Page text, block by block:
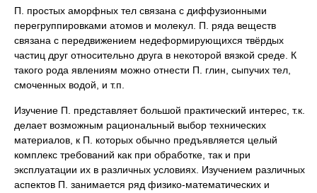
П. простых аморфных тел связана с диффузионными
перегруппировками атомов и молекул. П. ряда веществ
связана с передвижением недеформирующихся твёрдых
частиц друг относительно друга в некоторой вязкой среде. К
такого рода явлениям можно отнести П. глин, сыпучих тел,
смоченных водой, и т.п.
Изучение П. представляет большой практический интерес, т.к.
делает возможным рациональный выбор технических
материалов, к П. которых обычно предъявляется целый
комплекс требований как при обработке, так и при
эксплуатации их в различных условиях. Изучением различных
аспектов П. занимается ряд физико-математических и